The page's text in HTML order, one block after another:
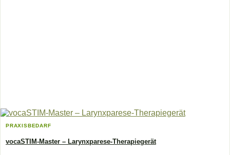
PRAXISBEDARF
vocaSTIM-Master – Larynxparese-Therapiegerät